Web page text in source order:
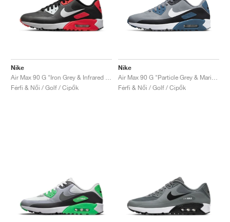
Nike
Férfi & Női / Golf / Cipők
Nike
Férfi & Női / Golf / Cipők